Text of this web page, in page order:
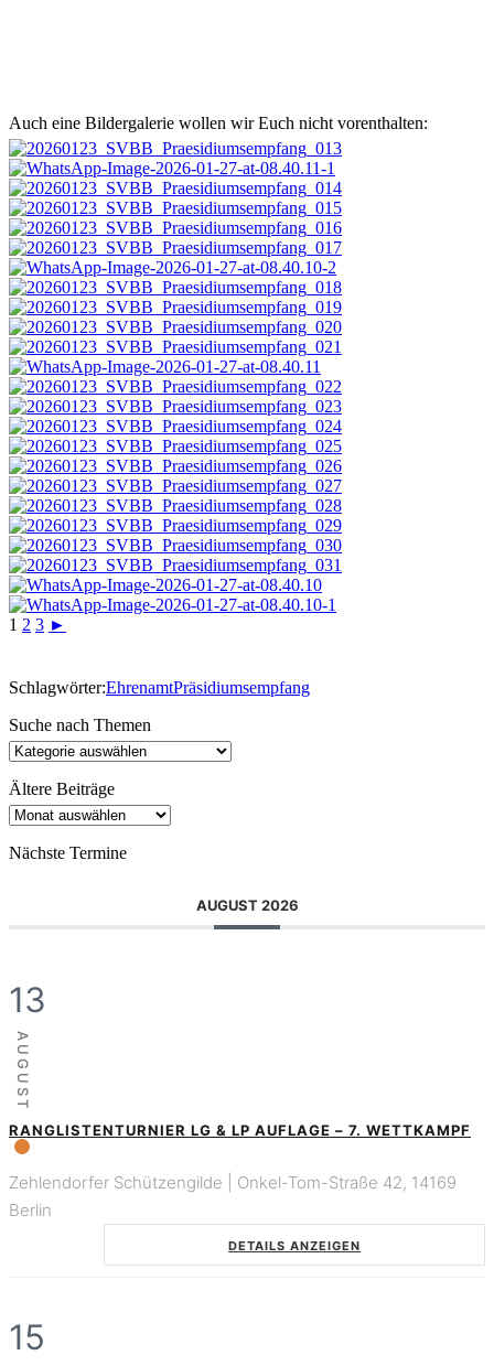
Auch eine Bildergalerie wollen wir Euch nicht vorenthalten:
1 2 3 ►
Schlagwörter:EhrenamtPräsidiumsempfang
Suche nach Themen
Suche
Themen
Ältere Beiträge
Ältere
Nächste Termine
AUGUST 2026
13
AUGUST
RANGLISTENTURNIER LG & LP AUFLAGE – 7. WETTKAMPF
Zehlendorfer Schützengilde | Onkel-Tom-Straße 42, 14169
Berlin
DETAILS ANZEIGEN
15